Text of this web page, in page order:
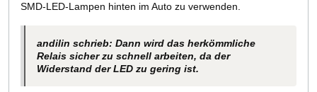
SMD-LED-Lampen hinten im Auto zu verwenden.
andilin schrieb: Dann wird das herkömmliche
Relais sicher zu schnell arbeiten, da der
Widerstand der LED zu gering ist.